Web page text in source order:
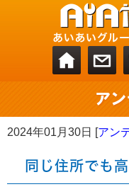
2024年01月30日 [アン
同じ住所でも